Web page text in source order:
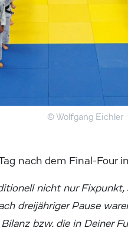
© Wolfgang Eichler
nach dem Final-Four
nicht nur
dreijähriger Pause
bzw. die in Deiner